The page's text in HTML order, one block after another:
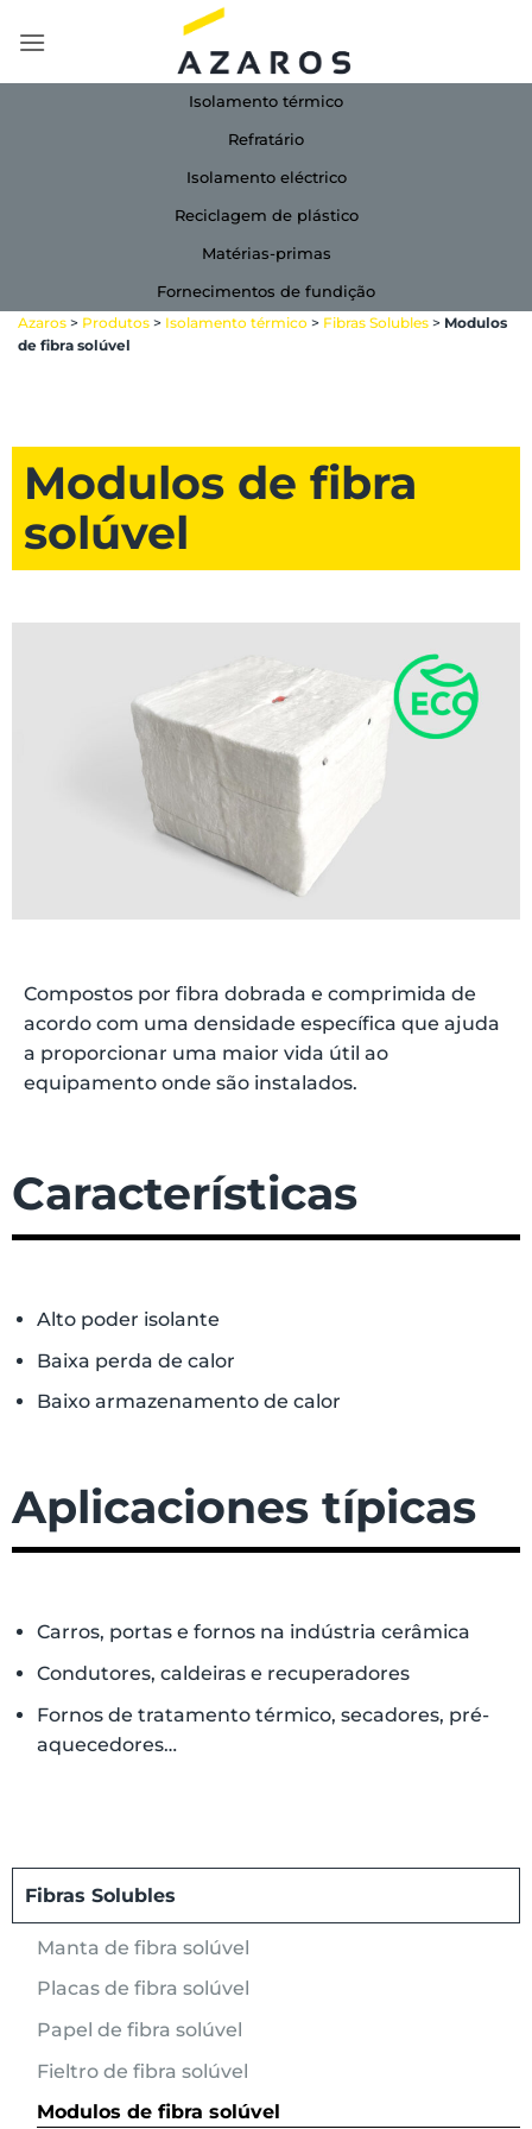
Isolamento térmico
Refratário
Isolamento eléctrico
Reciclagem de plástico
Matérias-primas
Fornecimentos de fundição
Azaros > Produtos > Isolamento térmico > Fibras Solubles > Modulos
de fibra solúvel
Fibras Solubles
Manta de fibra solúvel
Placas de fibra solúvel
Papel de fibra solúvel
Fieltro de fibra solúvel
Modulos de fibra solúvel
Modulos de fibra
solúvel
Compostos por fibra dobrada e comprimida de
acordo com uma densidade específica que ajuda
a proporcionar uma maior vida útil ao
equipamento onde são instalados.
Características
Alto poder isolante
Baixa perda de calor
Baixo armazenamento de calor
Aplicaciones típicas
Carros, portas e fornos na indústria cerâmica
Condutores, caldeiras e recuperadores
Fornos de tratamento térmico, secadores, pré-
aquecedores…